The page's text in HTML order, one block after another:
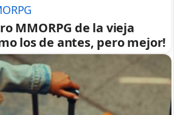
MMORPG de la vieja
los de antes, pero mejor!